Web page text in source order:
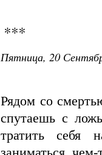
***
Пятница, 20
Рядом со
спутаешь с
тратить себя